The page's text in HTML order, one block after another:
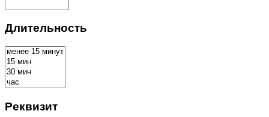
Длительность
Реквизит